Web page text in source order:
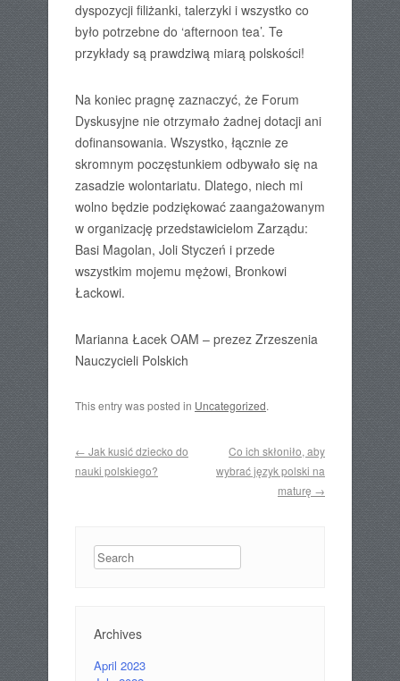
dyspozycji filiżanki, talerzyki i wszystko co
było potrzebne do ‘afternoon tea’. Te
przykłady są prawdziwą miarą polskości!
Na koniec pragnę zaznaczyć, że Forum
Dyskusyjne nie otrzymało żadnej dotacji ani
dofinansowania. Wszystko, łącznie ze
skromnym poczęstunkiem odbywało się na
zasadzie wolontariatu. Dlatego, niech mi
wolno będzie podziękować zaangażowanym
w organizację przedstawicielom Zarządu:
Basi Magolan, Joli Styczeń i przede
wszystkim mojemu mężowi, Bronkowi
Łackowi.
Marianna Łacek OAM – prezez Zrzeszenia
Nauczycieli Polskich
This entry was posted in Uncategorized.
Post navigation
← Jak kusić dziecko do
nauki polskiego?
Co ich skłoniło, aby
wybrać język polski na
maturę →
Search
Archives
April 2023